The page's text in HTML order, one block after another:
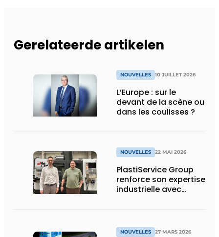
Gerelateerde artikelen
NOUVELLES 10 JUILLET 2026
L’Europe : sur le
devant de la scène ou
dans les coulisses ?
NOUVELLES 22 MAI 2026
PlastiService Group
renforce son expertise
industrielle avec
(LEM)
NOUVELLES 27 MARS 2026